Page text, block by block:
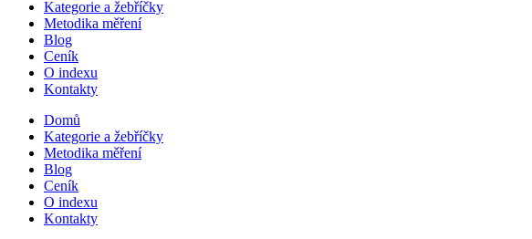
Kategorie a žebříčky
Metodika měření
Blog
Ceník
O indexu
Kontakty
Domů
Kategorie a žebříčky
Metodika měření
Blog
Ceník
O indexu
Kontakty